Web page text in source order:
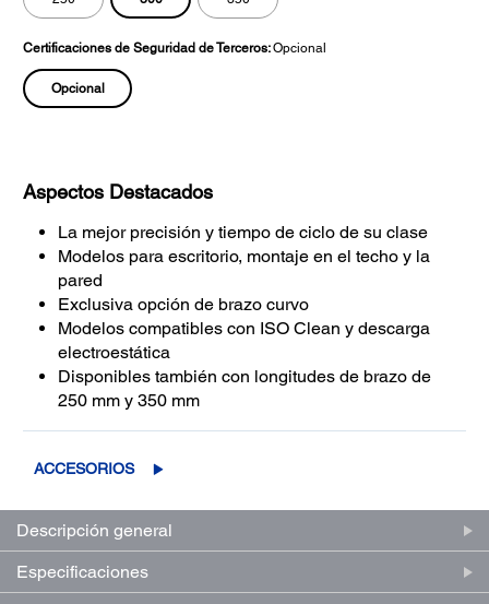
Certificaciones de Seguridad de Terceros:Opcional
Opcional
Aspectos Destacados
La mejor precisión y tiempo de ciclo de su clase
Modelos para escritorio, montaje en el techo y la
pared
Exclusiva opción de brazo curvo
Modelos compatibles con ISO Clean y descarga
electroestática
Disponibles también con longitudes de brazo de
250 mm y 350 mm
ACCESORIOS
Descripción general
Especificaciones